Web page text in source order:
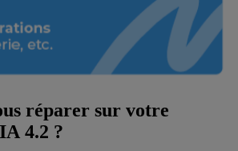
réparer sur votre
4.2 ?